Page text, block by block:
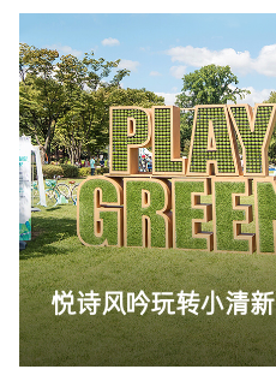
悦诗风吟玩转小清新